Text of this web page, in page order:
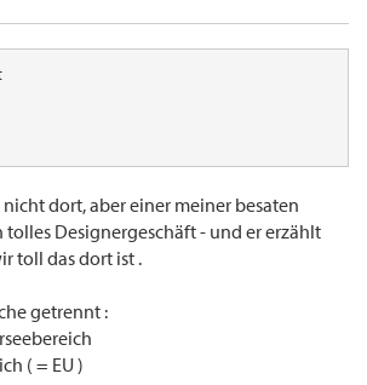
dort, aber einer meiner besaten
Designergeschäft - und er erzählt
toll das dort ist .
getrennt :
( = EU )